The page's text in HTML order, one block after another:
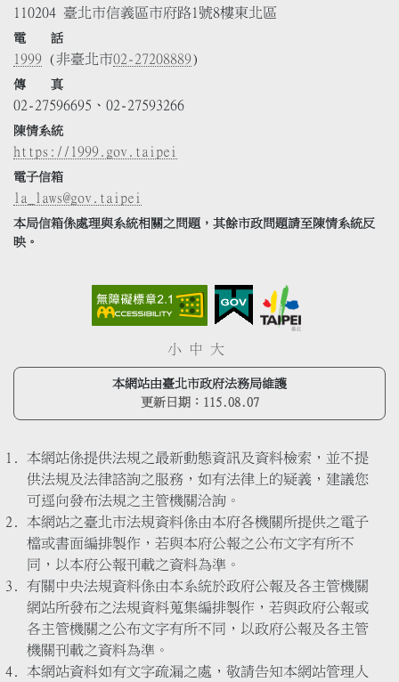
110204 臺北市信義區市府路1號8樓東北區
電 話
1999 (非臺北市02-27208889)
傳 真
02-27596695、02-27593266
陳情系統
https://1999.gov.taipei
電子信箱
la_laws@gov.taipei
本局信箱係處理與系統相關之問題，其餘市政問題請至陳情系統反
映。
小 中 大
本網站由臺北市政府法務局維護
更新日期： 115.08.07
本網站係提供法規之最新動態資訊及資料檢索，並不提
供法規及法律諮詢之服務，如有法律上的疑義，建議您
可逕向發布法規之主管機關洽詢。
本網站之臺北市法規資料係由本府各機關所提供之電子
檔或書面編排製作，若與本府公報之公布文字有所不
同，以本府公報刊載之資料為準。
有關中央法規資料係由本系統於政府公報及各主管機關
網站所發布之法規資料蒐集編排製作，若與政府公報或
各主管機關之公布文字有所不同，以政府公報及各主管
機關刊載之資料為準。
本網站資料如有文字疏漏之處，敬請告知本網站管理人